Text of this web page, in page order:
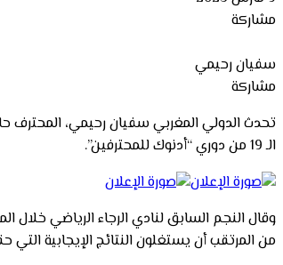
مشاركة
سفيان رحيمي
مشاركة
تحدث الدولي المغربي سفيان رحيمي، المحترف
الـ 19 من دوري “أدنوك للمحترفين”.
وقال النجم السابق لنادي الرجاء الرياضي خلال
من المرتقب أن يستغلون النتائج الإيجابية